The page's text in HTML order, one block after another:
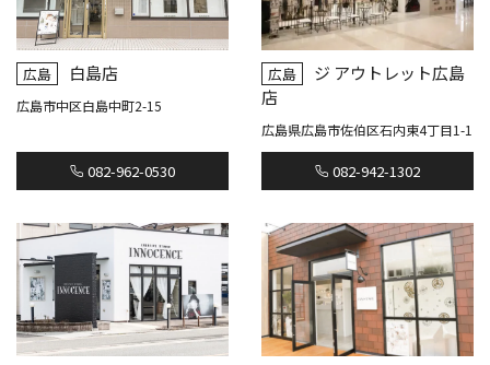
広島 白島店
広島市中区白島中町2-15
082-962-0530
広島
ジ アウトレット広島
店
広島県広島市佐伯区石内東4丁目1-1
082-942-1302